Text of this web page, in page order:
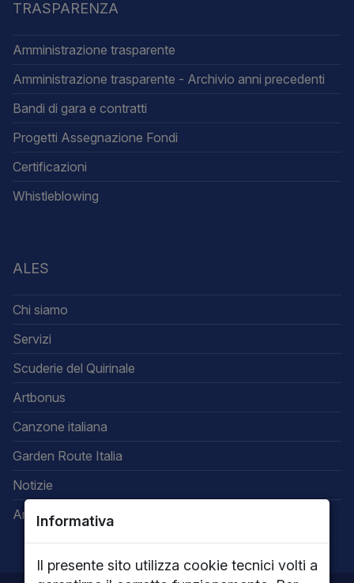
Informativa
Il presente sito utilizza cookie tecnici volti a
TRASPARENZA
Amministrazione trasparente
Amministrazione trasparente - Archivio anni precedenti
Bandi di gara e contratti
Progetti Assegnazione Fondi
Certificazioni
Whistleblowing
ALES
Chi siamo
Servizi
Scuderie del Quirinale
Artbonus
Canzone italiana
Garden Route Italia
Notizie
Area riservata